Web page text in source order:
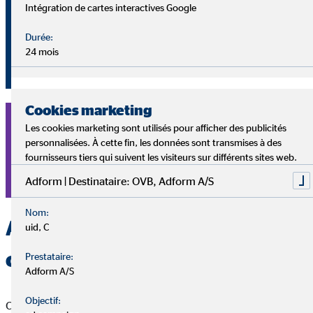
rejoins une entreprise performante et écris avec nous le
prochain chapitre de l'histoire de l'entreprise.
Trouve une équipe OVB près de chez toi et postule dès
maintenant en tant que conseiller financier.
Postule Maintenant
Avantage 3 : L'égalité des
chances
Chaque candidat est différent. Tu peux commencer à travailler
Intégration de cartes interactives Google
Durée:
24 mois
Cookies marketing
Les cookies marketing sont utilisés pour afficher des publicités
personnalisées. À cette fin, les données sont transmises à des
fournisseurs tiers qui suivent les visiteurs sur différents sites web.
Adform | Destinataire: OVB, Adform A/S
Nom:
uid, C
Prestataire:
Adform A/S
Objectif: